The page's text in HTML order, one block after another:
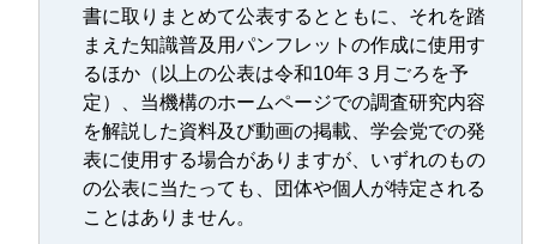
書に取りまとめて公表するとともに、それを踏
まえた知識普及用パンフレットの作成に使用す
るほか（以上の公表は令和10年３月ごろを予
定）、当機構のホームページでの調査研究内容
を解説した資料及び動画の掲載、学会党での発
表に使用する場合がありますが、いずれのもの
の公表に当たっても、団体や個人が特定される
ことはありません。